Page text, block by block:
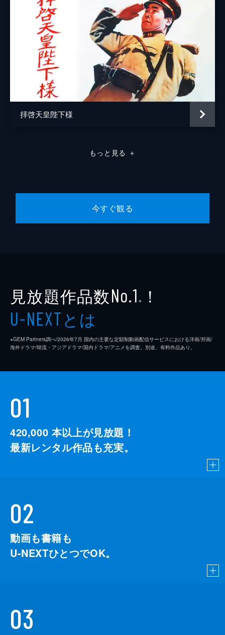
拝啓天皇陛下様
もっと見る ＋
今すぐ観る
見放題作品数No.1 ※ ！
U-NEXTとは
※GEM Partners調べ/2026年7⽉ 国内の主要な定額制動画配信サービスにおける洋画/邦画/
海外ドラマ/韓流・アジアドラマ/国内ドラマ/アニメを調査。別途、有料作品あり。
01
420,000 本以上が見放題！
最新レンタル作品も充実。
02
動画も書籍も
U-NEXTひとつでOK。
03